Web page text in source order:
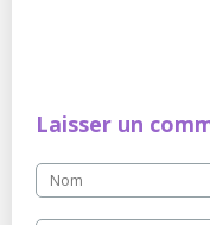
Laisser un